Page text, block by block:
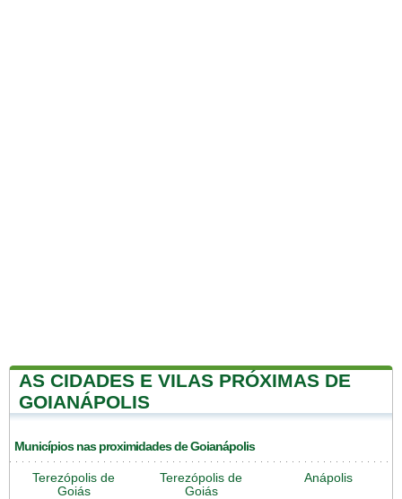
AS CIDADES E VILAS PRÓXIMAS DE
GOIANÁPOLIS
Municípios nas proximidades de Goianápolis
Terezópolis de
Goiás
Terezópolis de
Goiás
Anápolis